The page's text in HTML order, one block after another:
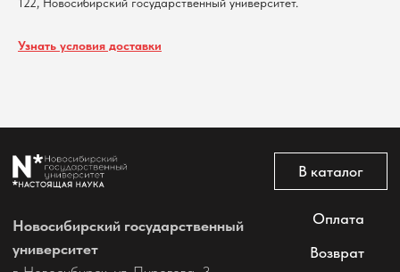
122, Новосибирский государственный университет.
Узнать условия доставки